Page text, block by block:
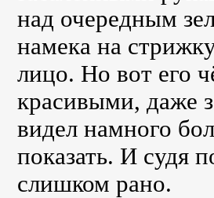
над очередным
намека на
лицо. Но вот его
красивыми, даже
видел намного
показать. И судя
слишком рано.